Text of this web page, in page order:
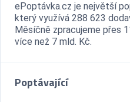
ePoptávka.cz je největší
který využívá 288 623
Měsíčně zpracujeme přes
více než 7 mld. Kč.
Poptávající